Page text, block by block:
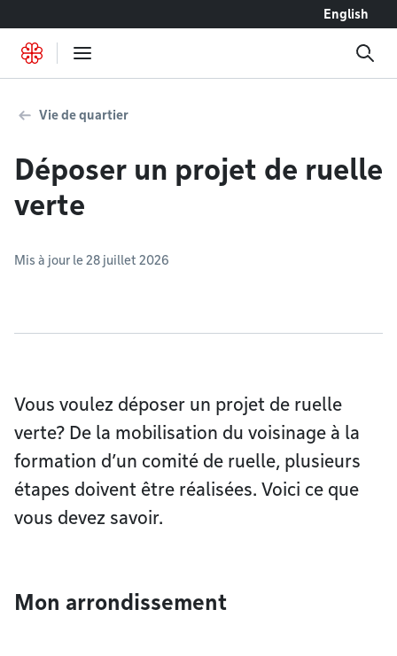
English
Vie de quartier
Déposer un projet de ruelle
verte
Mis à jour le 28 juillet 2026
Vous voulez déposer un projet de ruelle
verte? De la mobilisation du voisinage à la
formation d’un comité de ruelle, plusieurs
étapes doivent être réalisées. Voici ce que
vous devez savoir.
Mon arrondissement